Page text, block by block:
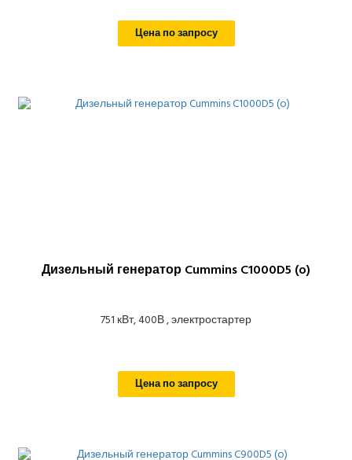
Цена по запросу
Дизельный генератор Cummins C1000D5 (o)
751 кВт, 400В , электростартер
Цена по запросу